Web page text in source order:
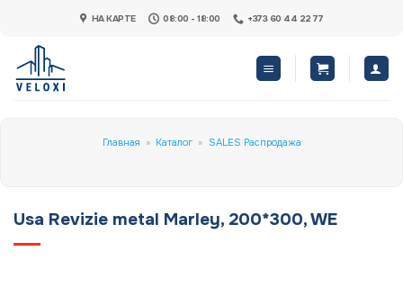
content
НА КАРТЕ 08:00 - 18:00 +373 60 44 22 77
Главная » Каталог » SALES Распродажа
Usa Revizie metal Marley, 200*300, WE